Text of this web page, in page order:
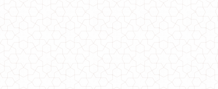
370.00грн.